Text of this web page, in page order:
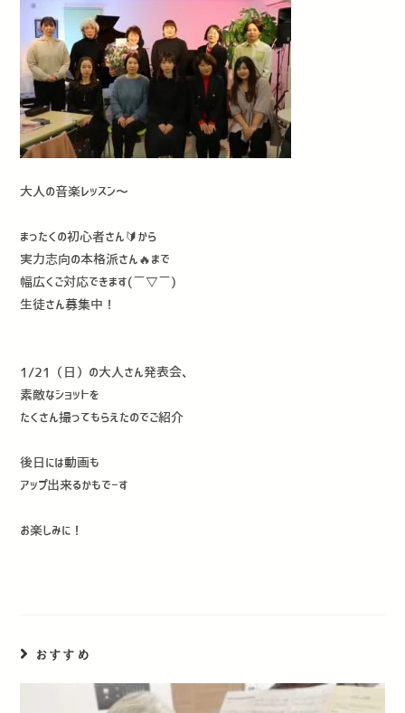
大人の音楽レッスン〜
まったくの初心者さん🔰から
実力志向の本格派さん🔥まで
幅広くご対応できます(￣▽￣)
生徒さん募集中！
1/21（日）の大人さん発表会、
素敵なショットを
たくさん撮ってもらえたのでご紹介
後日には動画も
アップ出来るかもでーす
お楽しみに！
おすすめ